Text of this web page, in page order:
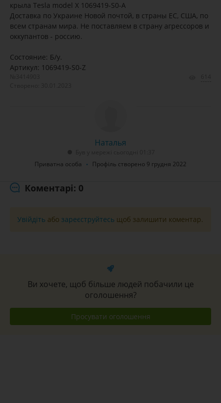
крыла Tesla model X 1069419-S0-A
Доставка по Украине Новой почтой, в страны ЕС, США, по
всем странам мира. Не поставляем в страну агрессоров и
оккупантов - россию.
Состояние: Б/у.
Артикул: 1069419-S0-Z
Наталья
Приватна особа
Профіль створено 9 грудня 2022
Коментарі: 0
Увійдіть або зареєструйтесь щоб залишити коментар.
Ви хочете, щоб більше людей побачили це
оголошення?
Просувати оголошення